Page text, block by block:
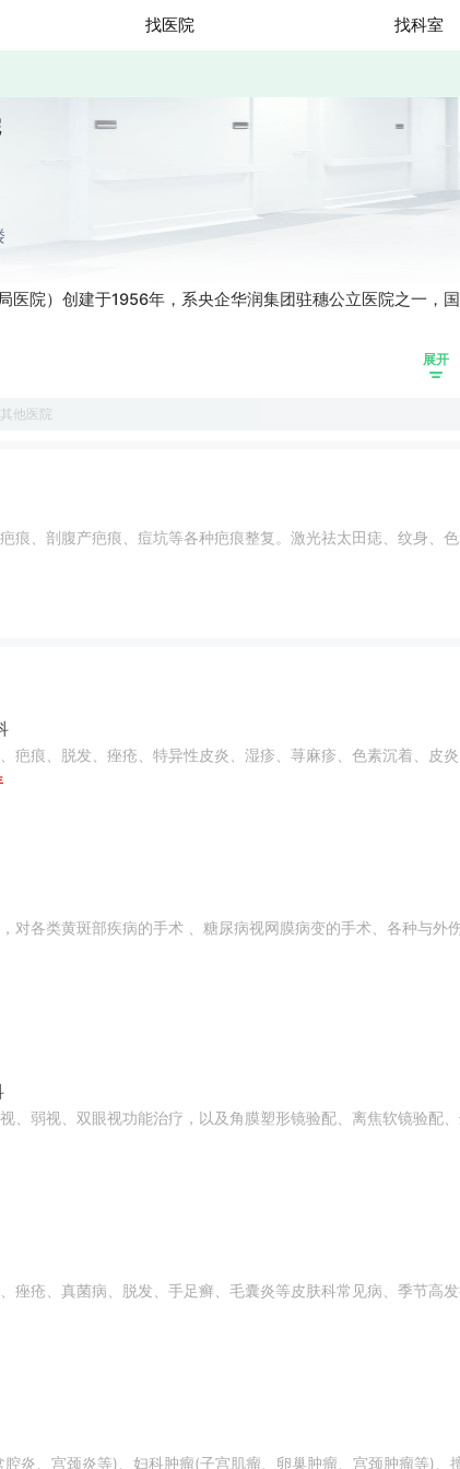
找医院 找科室
医院）创建于1956年，系央企华润集团驻穗公立医院之一
展开
他医院
痕、剖腹产疤痕、痘坑等各种疤痕整复。激光祛太田痣、纹身、
疤痕、脱发、痤疮、特异性皮炎、湿疹、荨麻疹、色素沉着、皮
对各类黄斑部疾病的手术 、糖尿病视网膜病变的手术、各种与
、弱视、双眼视功能治疗，以及角膜塑形镜验配、离焦软镜验配
痤疮、真菌病、脱发、手足癣、毛囊炎等皮肤科常见病、季节高发
炎、宫颈炎等)、妇科肿瘤(子宫肌瘤、卵巢肿瘤、宫颈肿瘤等)